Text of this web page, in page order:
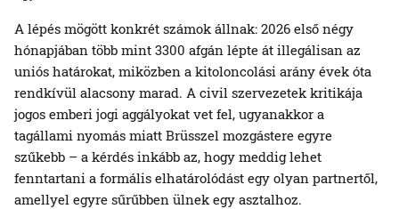
A lépés mögött konkrét számok állnak: 2026 első négy
hónapjában több mint 3300 afgán lépte át illegálisan az
uniós határokat, miközben a kitoloncolási arány évek óta
rendkívül alacsony marad. A civil szervezetek kritikája
jogos emberi jogi aggályokat vet fel, ugyanakkor a
tagállami nyomás miatt Brüsszel mozgástere egyre
szűkebb – a kérdés inkább az, hogy meddig lehet
fenntartani a formális elhatárolódást egy olyan partnertől,
amellyel egyre sűrűbben ülnek egy asztalhoz.